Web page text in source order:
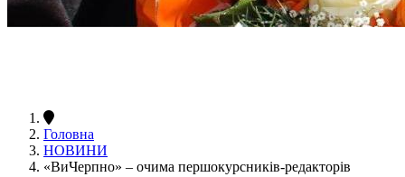
Головна
НОВИНИ
«ВиЧерпно» – очима першокурсників-редакторів